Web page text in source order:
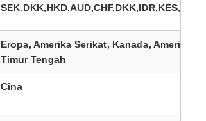
SEK
Eropa, Amerika Serikat, Kanada, Amerika
Timur Tengah
Cina